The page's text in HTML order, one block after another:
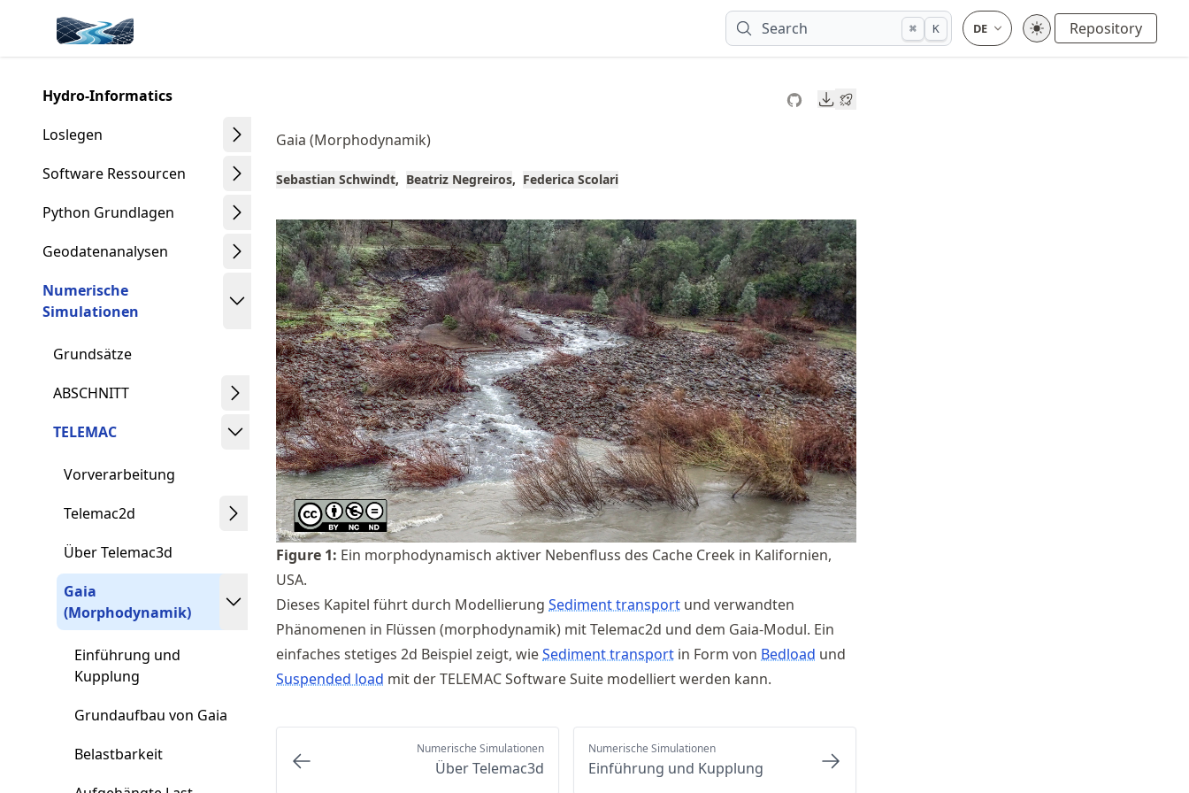
article
content
Made with MyST Search ⌘ K Repository
Hydro-Informatics
Loslegen
Software Ressourcen
Python Grundlagen
Geodatenanalysen
Numerische
Simulationen
Grundsätze
ABSCHNITT
TELEMAC
Vorverarbeitung
Telemac2d
Über Telemac3d
Gaia
(Morphodynamik)
Einführung und
Kupplung
Grundaufbau von Gaia
Belastbarkeit
Downloads
Gaia (Morphodynamik)
Sebastian Schwindt Beatriz Negreiros Federica Scolari
Figure 1: Ein morphodynamisch aktiver Nebenfluss des Cache Creek in Kalifornien,
USA.
Dieses Kapitel führt durch Modellierung Sediment transport und verwandten
Phänomenen in Flüssen (morphodynamik) mit Telemac2d und dem Gaia-Modul. Ein
einfaches stetiges 2d Beispiel zeigt, wieSediment transport in Form von Bedload und
Suspended load mit der TELEMAC Software Suite modelliert werden kann.
Numerische Simulationen
Über Telemac3d
Numerische Simulationen
Einführung und Kupplung